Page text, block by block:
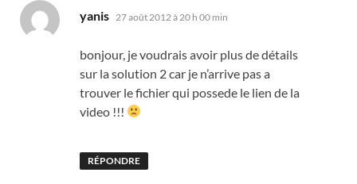
yanis dit :
27 août 2012 à 20 h 00 min
bonjour, je voudrais avoir plus de détails
sur la solution 2 car je n’arrive pas a
trouver le fichier qui possede le lien de la
video !!!
RÉPONDRE